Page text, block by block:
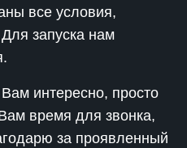
все условия,
запуска нам
интересно, просто
время для звонка,
за проявленный